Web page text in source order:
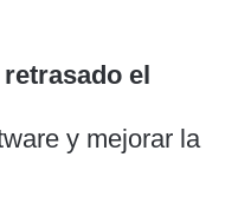
el
y mejorar la